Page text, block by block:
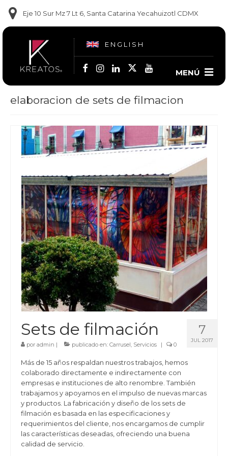
Eje 10 Sur Mz 7 Lt 6, Santa Catarina Yecahuizotl CDMX
ENGLISH
MENÚ
Contacto
(55) 5860-1682
elaboracion de sets de filmacion
7
JUL 2017
Sets de filmación
por admin | publicado en: Carrusel, Servicios | 0
Más de 15 años respaldan nuestros trabajos, hemos
colaborado directamente e indirectamente con
empresas e instituciones de alto renombre. También
trabajamos y apoyamos en el impulso de nuevas marcas
y productos. La fabricación y diseño de los sets de
filmación es basada en las especificaciones y
requerimientos del cliente, nos encargamos de cumplir
las características deseadas, ofreciendo una buena
calidad de servicio.